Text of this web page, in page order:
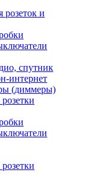
розеток и
спутник
интернет
(диммеры)